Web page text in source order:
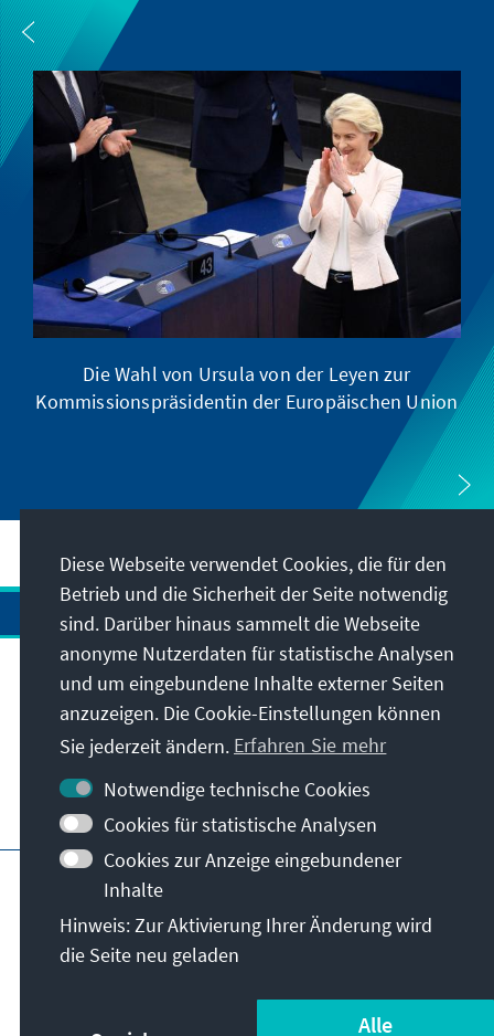
Die Wahl von Ursula von der Leyen zur
Kommissionspräsidentin der Europäischen Union
Anschrift
Kontakt
Besuchen Sie auch
Hauptseite der KAS Impressum
Datenschutz
Slowakische Datenschutzrichtlinie
Nutzungsbedingungen
Erklärung zur Barrierefreiheit
© Konrad-Adenauer-Stiftung e.V. 2026
Diese Webseite verwendet Cookies, die für den
Betrieb und die Sicherheit der Seite notwendig
sind. Darüber hinaus sammelt die Webseite
anonyme Nutzerdaten für statistische Analysen
und um eingebundene Inhalte externer Seiten
anzuzeigen. Die Cookie-Einstellungen können
Sie jederzeit ändern. Erfahren Sie mehr
Notwendige technische Cookies
Cookies für statistische Analysen
Cookies zur Anzeige eingebundener
Inhalte
Hinweis: Zur Aktivierung Ihrer Änderung wird
die Seite neu geladen
Alle